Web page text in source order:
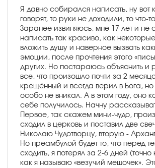
Я давно собирался написать, ну вот
говорят, то руки не доходили, то что-
Заранее извиняюсь, мне 17 лет и не
написать так красиво, как
вложить душу и наверное вызвать
эмоции, после прочтения этого
других. Но постараюсь объяснить и
все, что произошло почти за 2
крещённый и всегда верил в Бога, но
особо не вникал. А в этом году, оно
себе получилось. Начну
Первое, так скажем мини-чудо,
сходил в церковь и поставил две
Николаю Чудотворцу, вторую -
Но преамбулой будет то, что перед
сходить, я потерял за 2-6 дней
как я называю «везучий мешочек».